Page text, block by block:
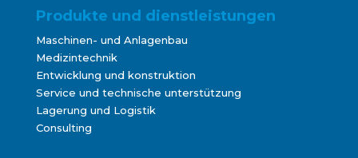
Produkte und dienstleistungen
Maschinen- und Anlagenbau
Medizintechnik
Entwicklung und konstruktion
Service und technische unterstützung
Lagerung und Logistik
Consulting